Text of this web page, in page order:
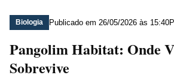
Biologia Publicado em 26/05/2026 às 15:40
Pangolim Habitat: Onde
Sobrevive